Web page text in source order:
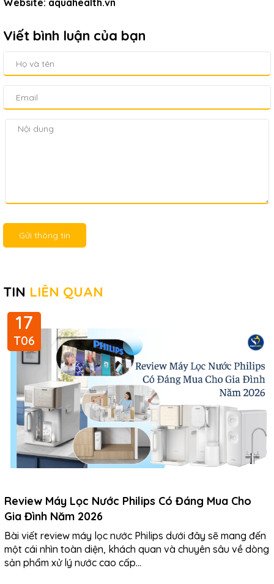
Website: aquahealth.vn
Viết bình luận của bạn
Gửi thông tin
TIN LIÊN QUAN
17
T06
Review Máy Lọc Nước Philips Có Đáng Mua Cho
Gia Đình Năm 2026
Bài viết review máy lọc nước Philips dưới đây sẽ mang đến
một cái nhìn toàn diện, khách quan và chuyên sâu về dòng
sản phẩm xử lý nước cao cấp...